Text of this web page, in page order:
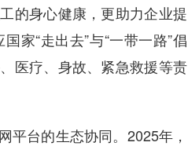
的身心健康，更助力企业提
家“走出去”与“一带一路”倡
医疗、身故、紧急救援等责
台的生态协同。2025年，